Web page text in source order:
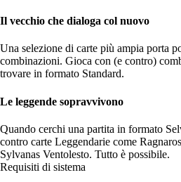
Il vecchio che dialoga col nuovo
Una selezione di carte più ampia porta
combinazioni. Gioca con (e contro)
trovare in formato Standard.
Le leggende sopravvivono
Quando cerchi una partita in formato
contro carte Leggendarie come
Sylvanas Ventolesto. Tutto è possibile.
Requisiti di sistema